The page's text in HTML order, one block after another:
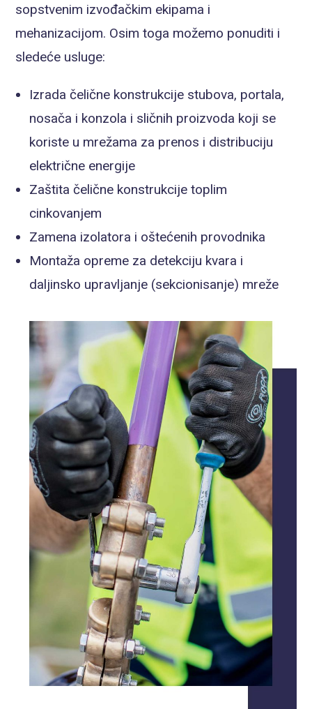
sopstvenim izvođačkim ekipama i
mehanizacijom. Osim toga možemo ponuditi i
sledeće usluge:
Izrada čelične konstrukcije stubova, portala,
nosača i konzola i sličnih proizvoda koji se
koriste u mrežama za prenos i distribuciju
električne energije
Zaštita čelične konstrukcije toplim
cinkovanjem
Zamena izolatora i oštećenih provodnika
Montaža opreme za detekciju kvara i
daljinsko upravljanje (sekcionisanje) mreže